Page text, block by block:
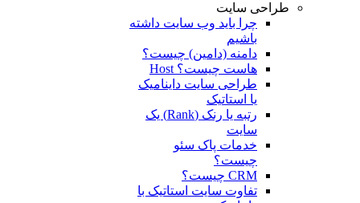
طراحی سایت
چرا باید وب سایت داشته
باشیم
دامنه (دامین) چیست؟
هاست چیست؟ Host
طراحی سایت داینامیک
یا استاتیک
رتبه یا رنک (Rank) یک
سایت
خدمات پاک سئو
چیست؟
CRM چیست؟
تفاوت سایت استاتیک با